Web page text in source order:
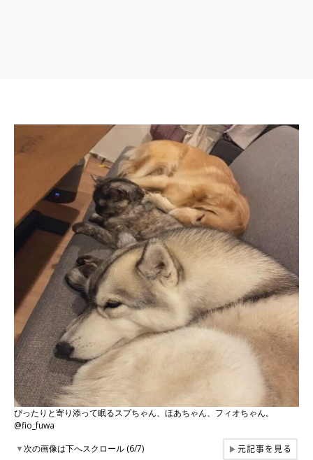
ぴったりと寄り添って眠るスプちゃん、ほあちゃん、フィオちゃん。
@fio_fuwa
▼次の画像は下へスクロール (6/7) ▶元記事を見る